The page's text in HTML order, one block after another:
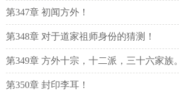
第347章 初闻方外！
第348章 对于道家祖师身份的猜测！
第349章 方外十宗，十二派，三十六家族。
第350章 封印李耳！